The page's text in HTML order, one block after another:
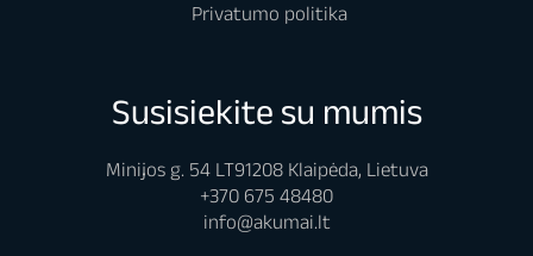
Privatumo politika
Susisiekite su mumis
Minijos g. 54 LT91208 Klaipėda, Lietuva
+370 675 48480
info@akumai.lt